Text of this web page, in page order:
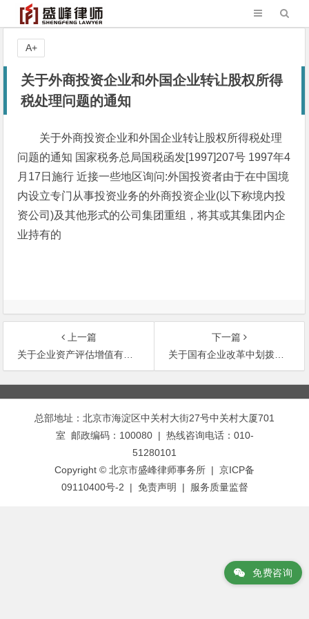
关于外商投资企业和外国企业转让股权所得
税处理问题的通知
关于外商投资企业和外国企业转让股权所得税处理
问题的通知 国家税务总局国税函发[1997]207号 1997年4
月17日施行 近接一些地区询问:外国投资者由于在中国境
内设立专门从事投资业务的外商投资企业(以下称境内投
资公司)及其他形式的公司集团重组，将其或其集团内企
业持有的
A+
上一篇
关于企业资产评估增值有关所得税处理问题的通知
下一篇
关于国有企业改革中划拨土地使用权管理暂行规定
文
章
总部地址：北京市海淀区中关村大街27号中关村大厦701
室 邮政编码：100080 | 热线咨询电话：010-
51280101
Copyright © 北京市盛峰律师事务所 | 京ICP备
09110400号-2 | 免责声明 | 服务质量监督
免费咨询